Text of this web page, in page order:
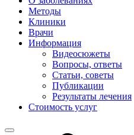
Методы
Клиники
Врачи
Информация
Видеосюжеты
Вопросы, ответы
Статьи, советы
Публикации
Результаты лечения
Стоимость услуг